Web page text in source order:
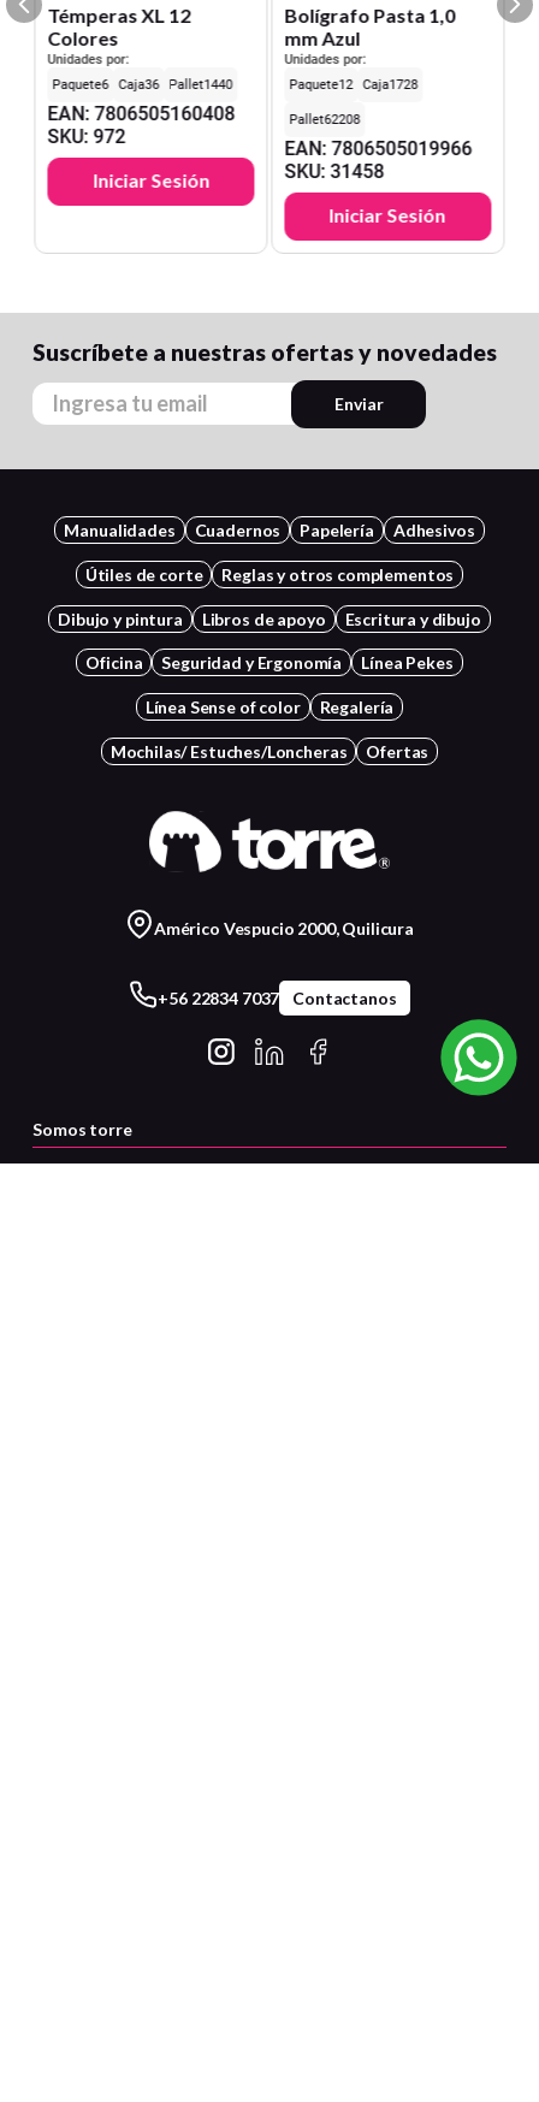
Témperas XL 12
Colores
Unidades por:
6
36 1440
EAN:7806505160408
SKU:972
Iniciar Sesión
Bolígrafo Pasta 1,0
mm Azul
Unidades por:
12
1728
62208
EAN:7806505019966
SKU:31458
Iniciar Sesión
Suscríbete a nuestras ofertas y novedades
Enviar
Manualidades Cuadernos Papelería Adhesivos
Útiles de corte Reglas y otros complementos
Dibujo y pintura Libros de apoyo Escritura y dibujo
Oficina Seguridad y Ergonomía Línea Pekes
Línea Sense of color Regalería
Mochilas/ Estuches/Loncheras Ofertas
Américo Vespucio 2000, Quilicura
+56 22834 7037 Contactanos
Somos torre